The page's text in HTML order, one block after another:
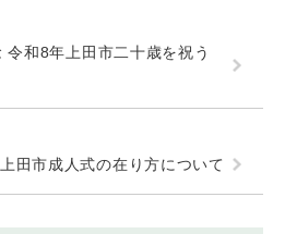
令和8年上田市二十歳を祝う
田市成人式の在り方について